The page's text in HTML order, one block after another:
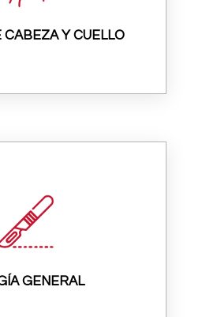
CABEZA Y CUELLO
GENERAL